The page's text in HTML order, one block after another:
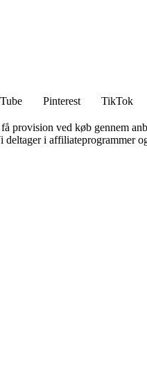
Pinterest TikTok
provision ved køb gennem
i affiliateprogrammer